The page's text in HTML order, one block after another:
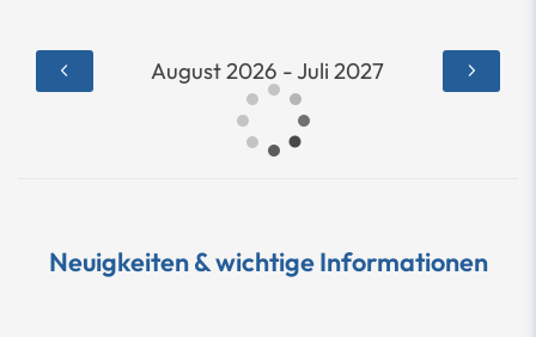
August 2026 - Juli 2027
Neuigkeiten & wichtige Informationen